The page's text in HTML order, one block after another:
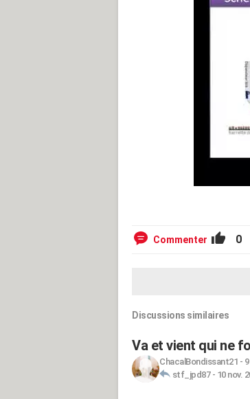
Commenter 0
Discussions similaires
Va et vient qui ne
ChacalBondissant21 -
stf_jpd87- 10 nov.